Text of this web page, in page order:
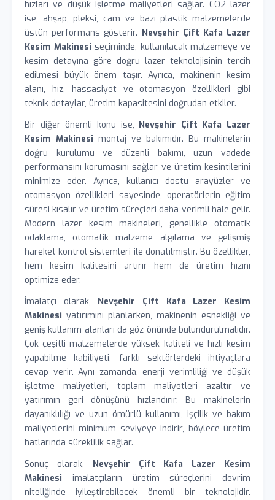
hızları ve düşük işletme maliyetleri sağlar. CO2 lazer
ise, ahşap, pleksi, cam ve bazı plastik malzemelerde
üstün performans gösterir. Nevşehir Çift Kafa Lazer
Kesim Makinesi seçiminde, kullanılacak malzemeye ve
kesim detayına göre doğru lazer teknolojisinin tercih
edilmesi büyük önem taşır. Ayrıca, makinenin kesim
alanı, hız, hassasiyet ve otomasyon özellikleri gibi
teknik detaylar, üretim kapasitesini doğrudan etkiler.
Bir diğer önemli konu ise, Nevşehir Çift Kafa Lazer
Kesim Makinesi montaj ve bakımıdır. Bu makinelerin
doğru kurulumu ve düzenli bakımı, uzun vadede
performansını korumasını sağlar ve üretim kesintilerini
minimize eder. Ayrıca, kullanıcı dostu arayüzler ve
otomasyon özellikleri sayesinde, operatörlerin eğitim
süresi kısalır ve üretim süreçleri daha verimli hale gelir.
Modern lazer kesim makineleri, genellikle otomatik
odaklama, otomatik malzeme algılama ve gelişmiş
hareket kontrol sistemleri ile donatılmıştır. Bu özellikler,
hem kesim kalitesini artırır hem de üretim hızını
optimize eder.
İmalatçı olarak, Nevşehir Çift Kafa Lazer Kesim
Makinesi yatırımını planlarken, makinenin esnekliği ve
geniş kullanım alanları da göz önünde bulundurulmalıdır.
Çok çeşitli malzemelerde yüksek kaliteli ve hızlı kesim
yapabilme kabiliyeti, farklı sektörlerdeki ihtiyaçlara
cevap verir. Aynı zamanda, enerji verimliliği ve düşük
işletme maliyetleri, toplam maliyetleri azaltır ve
yatırımın geri dönüşünü hızlandırır. Bu makinelerin
dayanıklılığı ve uzun ömürlü kullanımı, işçilik ve bakım
maliyetlerini minimum seviyeye indirir, böylece üretim
hatlarında süreklilik sağlar.
Sonuç olarak, Nevşehir Çift Kafa Lazer Kesim
Makinesi imalatçıların üretim süreçlerini devrim
niteliğinde iyileştirebilecek önemli bir teknolojidir.